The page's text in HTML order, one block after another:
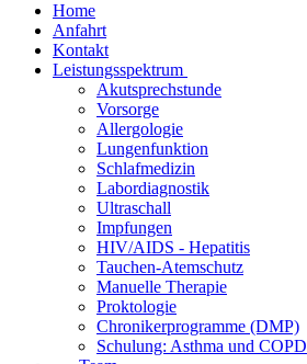
Home
Anfahrt
Kontakt
Leistungsspektrum
Akutsprechstunde
Vorsorge
Allergologie
Lungenfunktion
Schlafmedizin
Labordiagnostik
Ultraschall
Impfungen
HIV/AIDS - Hepatitis
Tauchen-Atemschutz
Manuelle Therapie
Proktologie
Chronikerprogramme (DMP)
Schulung: Asthma und COPD